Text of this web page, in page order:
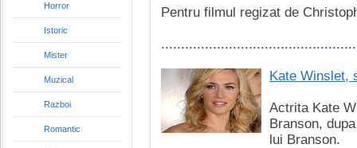
Horror
Istoric
Mister
Muzical
Razboi
Romantic
Pentru filmul regizat de
Kate Winslet,
Actrita Kate
Branson,
lui Branson.